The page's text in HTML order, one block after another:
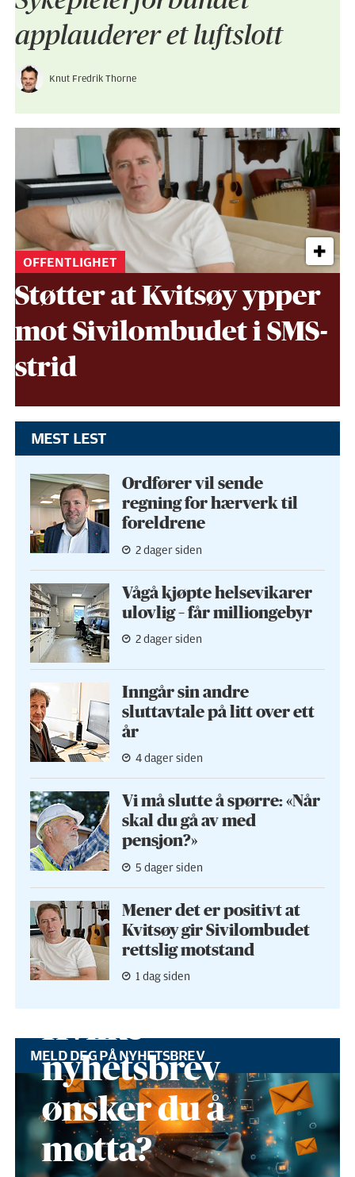
applauderer et luftslott
Knut Fredrik Thorne
OFFENTLIGHET
Støtter at Kvitsøy ypper
mot Sivil­ombudet i SMS-
strid
MEST LEST
Ordfører vil sende
regning for hærverk til
foreldrene
2 dager siden
Vågå kjøpte helse­vikarer
ulovlig – får milliongebyr
2 dager siden
Inngår sin andre
sluttavtale på litt over ett
år
4 dager siden
Vi må slutte å spørre: «Når
skal du gå av med
pensjon?»
5 dager siden
Mener det er positivt at
Kvitsøy gir Sivilombudet
rettslig motstand
1 dag siden
MELD DEG PÅ NYHETSBREV
Hvilke
nyhetsbrev
ønsker du å
motta?